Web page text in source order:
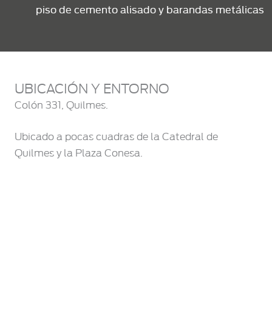
piso de cemento alisado y barandas metálicas
UBICACIÓN Y ENTORNO
Colón 331, Quilmes.
Ubicado a pocas cuadras de la Catedral de
Quilmes y la Plaza Conesa.